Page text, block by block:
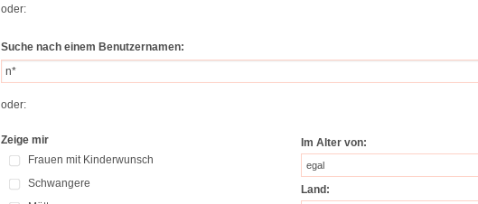
oder:
Suche nach einem Benutzernamen:
oder:
Zeige mir
Frauen mit Kinderwunsch
Schwangere
Im Alter von:
egal
Land: